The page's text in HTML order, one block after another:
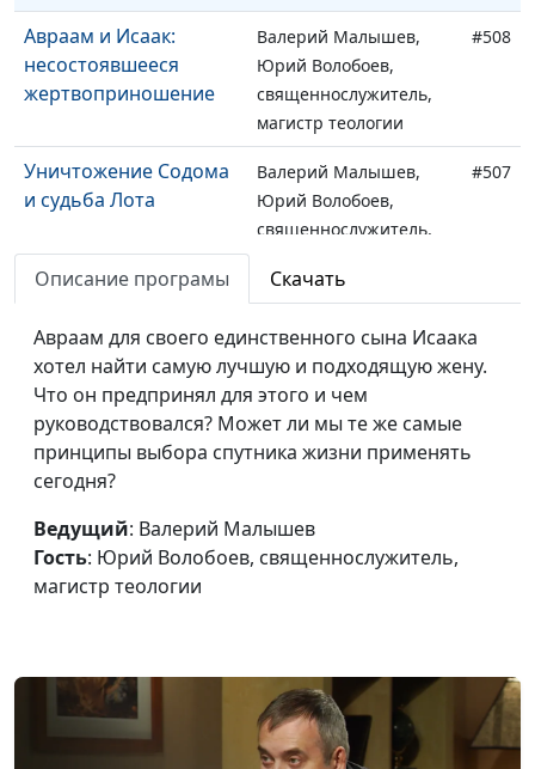
Авраам и Исаак:
несостоявшееся
жертвоприношение
Валерий Малышев,
Юрий Волобоев,
священнослужитель,
магистр теологии
#508
Уничтожение Содома
и судьба Лота
Валерий Малышев,
Юрий Волобоев,
священнослужитель,
#507
Можно ли уговорить
Бога поменять
решение
Валерий Малышев,
Юрий Волобоев,
священнослужитель,
магистр теологии
#506
Ангелы в гостях у
Авраама
Юрий Волобоев,
магистр теологии
Обновление завета
Бога с Авраамом
Валерий Малышев,
Сара и Агарь: к чему
приводят ошибки?
Валерий Малышев,
Юрий Волобоев,
#503
Описание програмы Скачать
Авраам для своего единственного сына Исаака
хотел найти самую лучшую и подходящую жену.
Что он предпринял для этого и чем
руководствовался? Может ли мы те же самые
принципы выбора спутника жизни применять
сегодня?
Ведущий: Валерий Малышев
Гость: Юрий Волобоев, священнослужитель,
магистр теологии